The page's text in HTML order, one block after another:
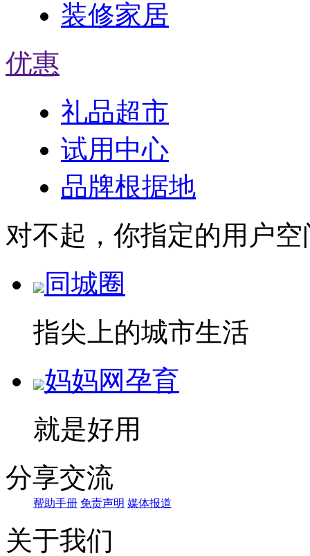
装修家居
优惠
礼品超市
试用中心
品牌根据地
对不起，你指定的用户
同城圈
指尖上的城市生活
妈妈网孕育
就是好用
分享交流
帮助手册 免责声明 媒体报道
关于我们